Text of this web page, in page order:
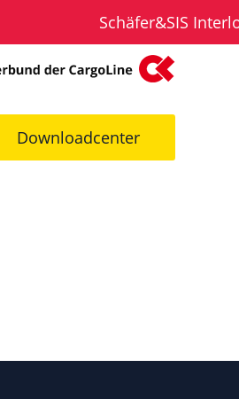
Schäfer&SIS
Downloadcenter